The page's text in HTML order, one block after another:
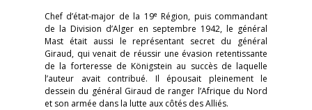
Chef d’état-major de la 19eRégion, puis commandant
de la Division d’Alger en septembre 1942, le général
Mast était aussi le représentant secret du général
Giraud, qui venait de réussir une évasion retentissante
de la forteresse de Königstein au succès de laquelle
l’auteur avait contribué. Il épousait pleinement le
dessein du général Giraud de ranger l’Afrique du Nord
et son armée dans la lutte aux côtés des Alliés.